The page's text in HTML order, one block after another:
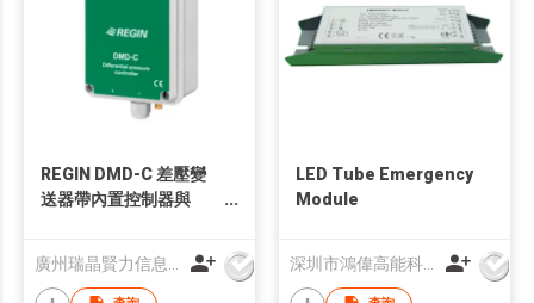
REGIN DMD-C 差壓變
送器帶內置控制器與
LED Tube Emergency
Module
深圳市鴻偉高能科技有限公司